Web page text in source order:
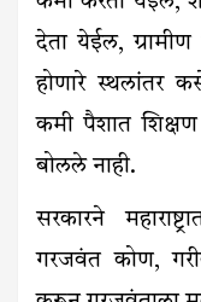
देता येईल,
होणारे स्थलांतर
कमी पैशात शिक्षण
बोलले नाही.
सरकारने
गरजवंत कोण,